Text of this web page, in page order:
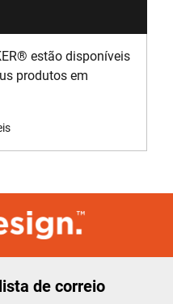
® estão disponíveis
produtos em
de correio